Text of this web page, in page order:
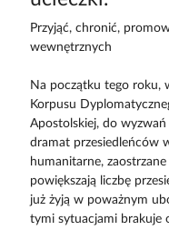
Przyjąć, chronić,
wewnętrznych
Na początku tego roku,
Korpusu
Apostolskiej, do wyzwań
dramat przesiedleńców
humanitarne,
powiększają liczbę
już żyją w poważnym
tymi sytuacjami brakuje